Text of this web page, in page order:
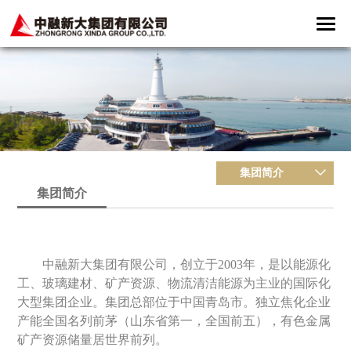
集团简介
集团简介
中融新大集团有限公司，创立于2003年，是以能源化
工、玻璃建材、矿产资源、物流清洁能源为主业的国际化
大型集团企业。集团总部位于中国青岛市。独立焦化企业
产能全国名列前茅（山东省第一，全国前五），有色金属
矿产资源储量居世界前列。